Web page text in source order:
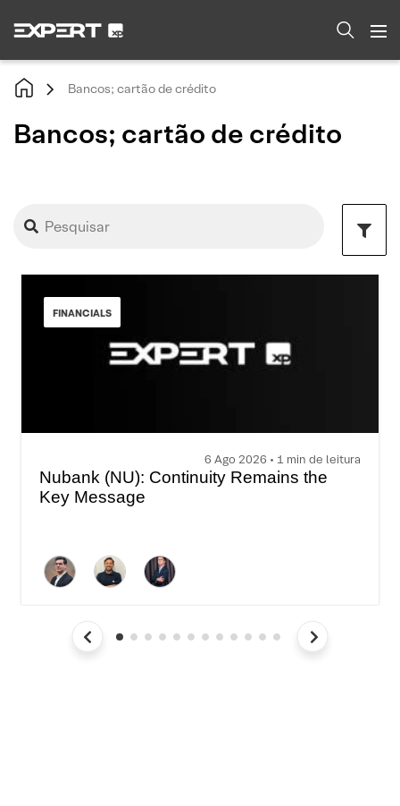
Bancos; cartão de crédito
Bancos; cartão de crédito
FINANCIALS
6 Ago 2026 • 1 min de leitura
Nubank (NU): Continuity Remains the
Key Message